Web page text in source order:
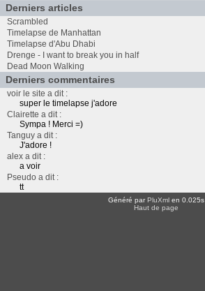
Derniers articles
Scrambled
Timelapse de Manhattan
Timelapse d'Abu Dhabi
Drenge - I want to break you in half
Dead Moon Walking
Derniers commentaires
voir le site a dit :
super le timelapse j'adore
Clairette a dit :
Sympa ! Merci =)
Tanguy a dit :
J'adore !
alex a dit :
a voir
Pseudo a dit :
tt
Généré parPluXml en 0.025s
Haut de page